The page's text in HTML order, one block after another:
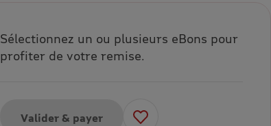
Sélectionnez un ou plusieurs eBons pour
profiter de votre remise.
Valider & payer